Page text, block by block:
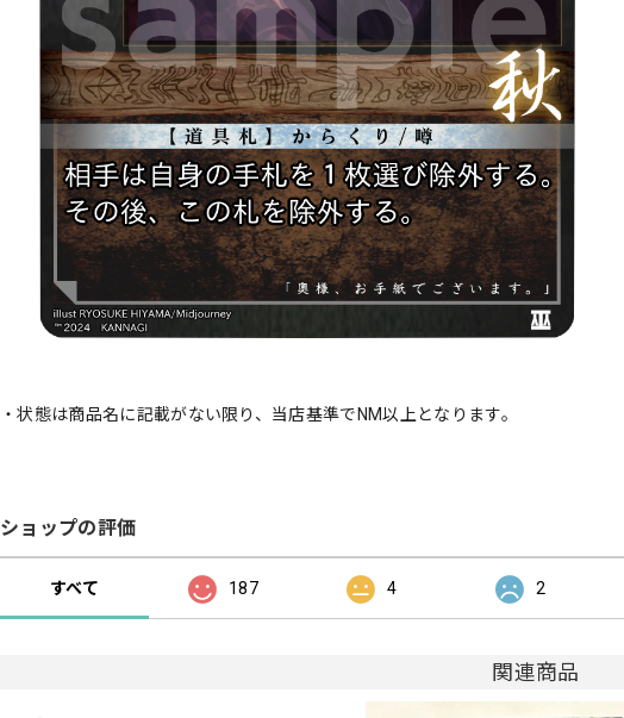
・状態は商品名に記載がない限り、当店基準でNM以上となります。
ショップの評価
すべて 187 4 2
関連商品